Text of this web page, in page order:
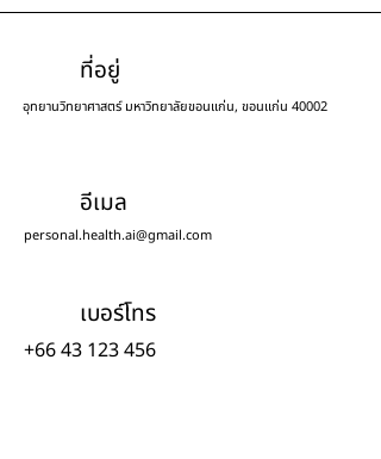
ที่อยู่
อุทยานวิทยาศาสตร์ มหาวิทยาลัยขอนแก่น, ขอนแก่น 40002
อีเมล
personal.health.ai@gmail.com
เบอร์โทร
+66 43 123 456